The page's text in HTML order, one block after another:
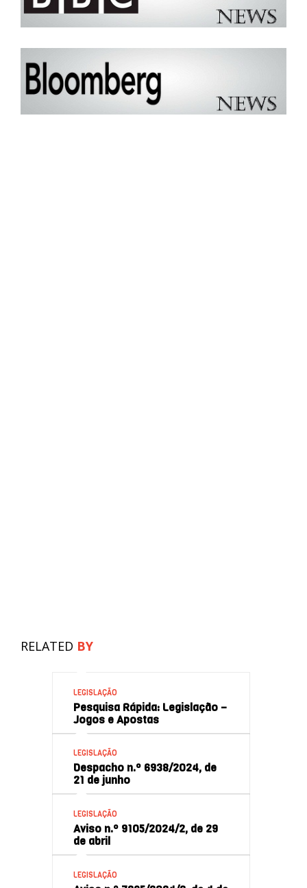
RELATED BY
LEGISLAÇÃO
Pesquisa Rápida: Legislação –
Jogos e Apostas
LEGISLAÇÃO
Despacho n.º 6938/2024, de
21 de junho
LEGISLAÇÃO
Aviso n.º 9105/2024/2, de 29
de abril
LEGISLAÇÃO